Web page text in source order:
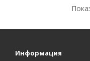
Информация